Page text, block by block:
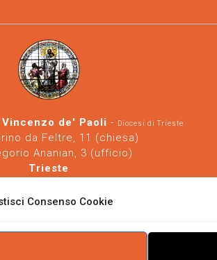
Consenso Cookie
de' Paoli - Diocesi di Trieste
da Feltre, 11 (chiesa)
Ananian, 3 (ufficio)
Trieste
-parrocchia@svdp-trieste.it
privacy-Informativa cookie